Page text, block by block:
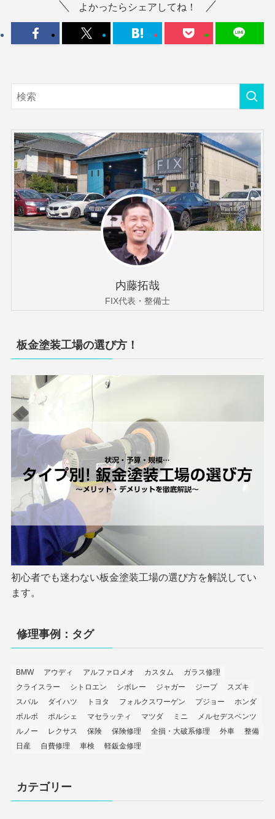
よかったらシェアしてね！
内藤拓哉
FIX代表・整備士
板金塗装工場の選び方！
初心者でも迷わない板金塗装工場の選び方を解説してい
ます。
修理事例：タグ
BMW アウディ アルファロメオ カスタム
ガラス修理
クライスラー
シトロエン シボレー ジャガー ジープ
スズキ
スバル
ダイハツ トヨタ フォルクスワーゲン プジョー
ホンダ
ボルボ
ポルシェ マセラッティ マツダ ミニ
メルセデスベンツ
ルノー
レクサス 保険 保険修理 全損・大破系修理 外車
整備
日産
自費修理 車検 軽鈑金修理
カテゴリー